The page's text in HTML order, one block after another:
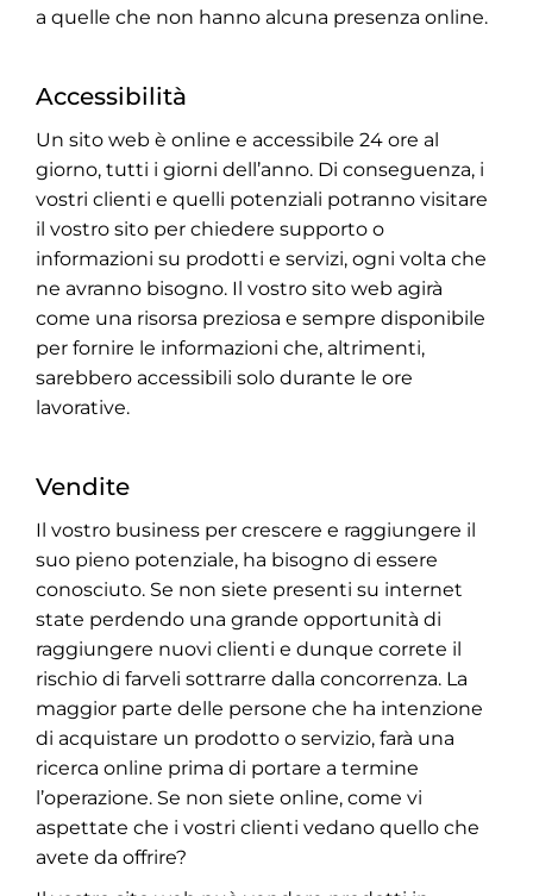
a quelle che non hanno alcuna presenza online.
Accessibilità
Un sito web è online e accessibile 24 ore al
giorno, tutti i giorni dell’anno. Di conseguenza, i
vostri clienti e quelli potenziali potranno visitare
il vostro sito per chiedere supporto o
informazioni su prodotti e servizi, ogni volta che
ne avranno bisogno. Il vostro sito web agirà
come una risorsa preziosa e sempre disponibile
per fornire le informazioni che, altrimenti,
sarebbero accessibili solo durante le ore
lavorative.
Vendite
Il vostro business per crescere e raggiungere il
suo pieno potenziale, ha bisogno di essere
conosciuto. Se non siete presenti su internet
state perdendo una grande opportunità di
raggiungere nuovi clienti e dunque correte il
rischio di farveli sottrarre dalla concorrenza. La
maggior parte delle persone che ha intenzione
di acquistare un prodotto o servizio, farà una
ricerca online prima di portare a termine
l’operazione. Se non siete online, come vi
aspettate che i vostri clienti vedano quello che
avete da offrire?